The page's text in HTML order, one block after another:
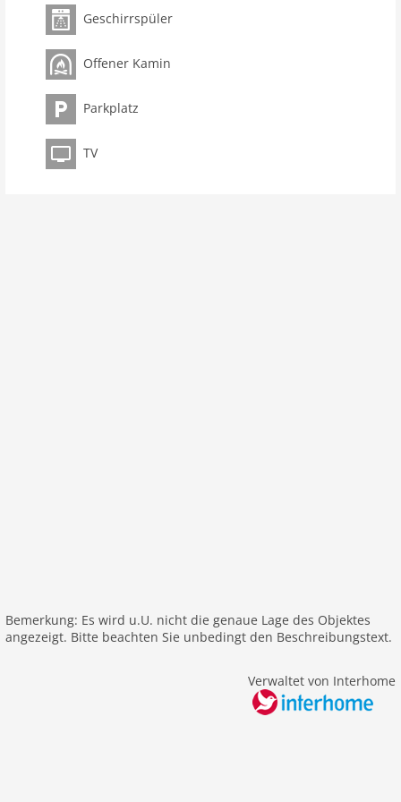
Schlafzimmer 5
Toiletten 2
Badezimmer 2
Ausstattung Küche
Spülmaschine
Mikrowelle
Backofen/Herd
alleinstehend
Balkon
Geschirrspüler
Offener Kamin
Parkplatz
TV
Bemerkung: Es wird u.U. nicht die genaue Lage des Objektes
angezeigt. Bitte beachten Sie unbedingt den Beschreibungstext.
Verwaltet von Interhome